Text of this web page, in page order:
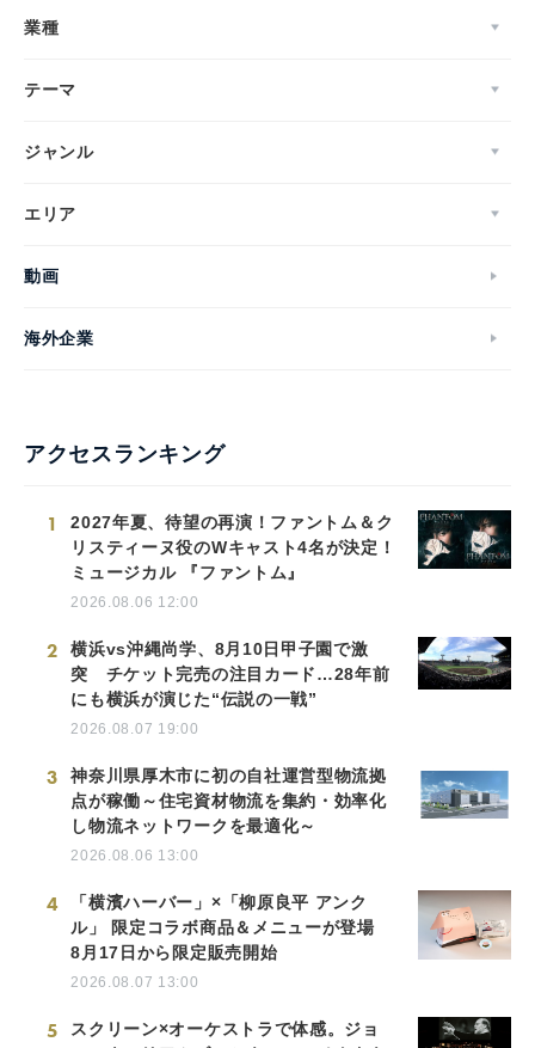
業種
テーマ
ジャンル
エリア
動画
海外企業
アクセスランキング
1
2027年夏、待望の再演！ファントム＆ク
リスティーヌ役のWキャスト4名が決定！
ミュージカル 『ファントム』
2026.08.06 12:00
2
横浜vs沖縄尚学、8月10日甲子園で激
突 チケット完売の注目カード…28年前
にも横浜が演じた“伝説の一戦”
2026.08.07 19:00
3
神奈川県厚木市に初の自社運営型物流拠
点が稼働～住宅資材物流を集約・効率化
し物流ネットワークを最適化～
2026.08.06 13:00
4
「横濱ハーバー」×「柳原良平 アンク
ル」 限定コラボ商品＆メニューが登場
8月17日から限定販売開始
2026.08.07 13:00
5
スクリーン×オーケストラで体感。ジョ